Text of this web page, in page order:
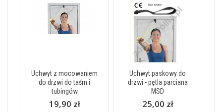
Uchwyt z mocowaniem
do drzwi do taśm i
tubingów
19,90 zł
Uchwyt paskowy do
drzwi - pętla parciana
MSD
25,00 zł